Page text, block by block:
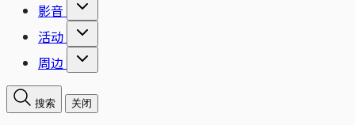
影音
活动
周边
搜索 关闭